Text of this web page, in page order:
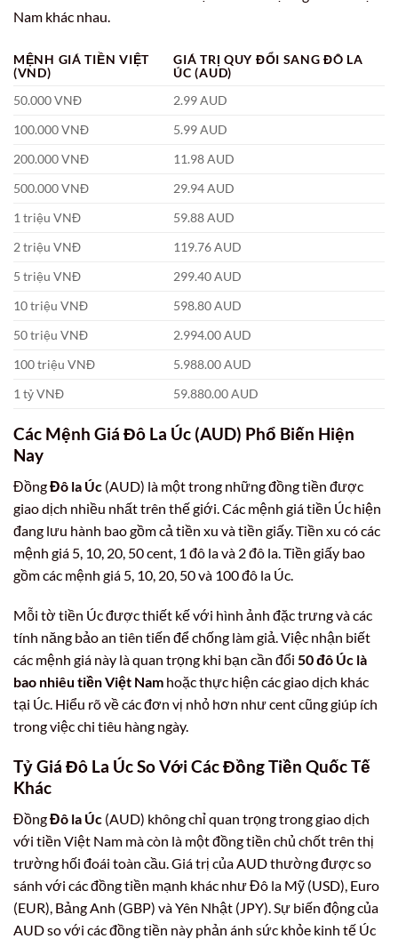
Nam khác nhau.
MỆNH GIÁ TIỀN VIỆT
(VND)
GIÁ TRỊ QUY ĐỔI SANG ĐÔ LA
ÚC (AUD)
50.000 VNĐ
2.99 AUD
100.000 VNĐ
5.99 AUD
200.000 VNĐ
11.98 AUD
500.000 VNĐ
29.94 AUD
1 triệu VNĐ
59.88 AUD
2 triệu VNĐ
119.76 AUD
5 triệu VNĐ
299.40 AUD
10 triệu VNĐ
598.80 AUD
50 triệu VNĐ
2.994.00 AUD
100 triệu VNĐ
5.988.00 AUD
1 tỷ VNĐ
59.880.00 AUD
Các Mệnh Giá Đô La Úc (AUD) Phổ Biến Hiện
Nay
ĐồngĐô la Úc (AUD) là một trong những đồng tiền được
giao dịch nhiều nhất trên thế giới. Các mệnh giá tiền Úc hiện
đang lưu hành bao gồm cả tiền xu và tiền giấy. Tiền xu có các
mệnh giá 5, 10, 20, 50 cent, 1 đô la và 2 đô la. Tiền giấy bao
gồm các mệnh giá 5, 10, 20, 50 và 100 đô la Úc.
Mỗi tờ tiền Úc được thiết kế với hình ảnh đặc trưng và các
tính năng bảo an tiên tiến để chống làm giả. Việc nhận biết
các mệnh giá này là quan trọng khi bạn cần đổi 50 đô Úc là
bao nhiêu tiền Việt Nam hoặc thực hiện các giao dịch khác
tại Úc. Hiểu rõ về các đơn vị nhỏ hơn như cent cũng giúp ích
trong việc chi tiêu hàng ngày.
Tỷ Giá Đô La Úc So Với Các Đồng Tiền Quốc Tế
Khác
ĐồngĐô la Úc (AUD) không chỉ quan trọng trong giao dịch
với tiền Việt Nam mà còn là một đồng tiền chủ chốt trên thị
trường hối đoái toàn cầu. Giá trị của AUD thường được so
sánh với các đồng tiền mạnh khác như Đô la Mỹ (USD), Euro
(EUR), Bảng Anh (GBP) và Yên Nhật (JPY). Sự biến động của
AUD so với các đồng tiền này phản ánh sức khỏe kinh tế Úc